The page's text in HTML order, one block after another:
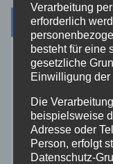
Kategorien
Aktuelles
Allgemein
Altenkirchen
Verarbeitung
erforderlich
besteht für eine
gesetzliche
Einwilligung der
Die
beispielsweise
Adresse oder
Person, erfolgt
Datenschutz-